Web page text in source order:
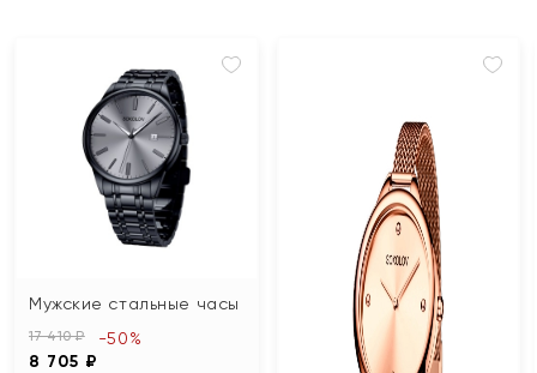
Мужские стальные часы
17 410 ₽
8 705 ₽
-50%